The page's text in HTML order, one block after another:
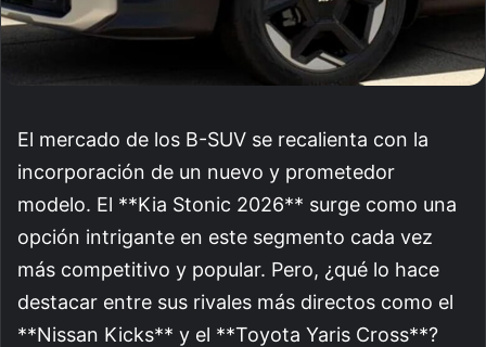
El mercado de los B-SUV se recalienta con la
incorporación de un nuevo y prometedor
modelo. El **Kia Stonic 2026** surge como una
opción intrigante en este segmento cada vez
más competitivo y popular. Pero, ¿qué lo hace
destacar entre sus rivales más directos como el
**Nissan Kicks** y el **Toyota Yaris Cross**?